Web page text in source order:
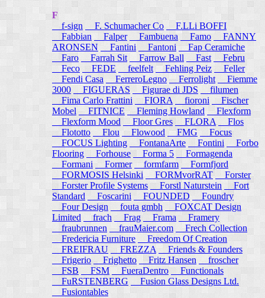
F
f-sign
F. Schumacher Co
F.LLi BOFFI
Fabbian
Falper Fambuena Famo
FANNY
ARONSEN
Fantini Fantoni
Fap Ceramiche
Faro
Farrah Sit Farrow Ball Fast
Febru
Feco
FEDE feelfelt Fehling Peiz
Feller
Fendi Casa
FerreroLegno Ferrolight
Fiemme
3000
FIGUERAS Figurae di JDS
filumen
Fima Carlo Frattini
FIORA fioroni
Fischer
Mobel
FITNICE Fleming Howland
Flexform
Flexform Mood
Floor Gres FLORA
Flos
Flototto
Flou Flowood FMG
Focus
FOCUS Lighting
FontanaArte Fontini
Forbo
Flooring
Forhouse Forma 5
Formagenda
Formani
Former formfarm
Formfjord
FORMOSIS Helsinki
FORMvorRAT
Forster
Forster Profile Systems
Forstl Naturstein
Fort
Standard
Foscarini FOUNDED
Foundry
Four Design
fouta gmbh
FOXCAT Design
Limited
frach Frag Frama
Framery
fraubrunnen
frauMaier.com
Frech Collection
Fredericia Furniture
Freedom Of Creation
FREIFRAU
FREZZA
Friends & Founders
Frigerio
Frighetto Fritz Hansen
froscher
FSB
FSM FueraDentro
Functionals
FuRSTENBERG
Fusion Glass Designs Ltd.
Fusiontables